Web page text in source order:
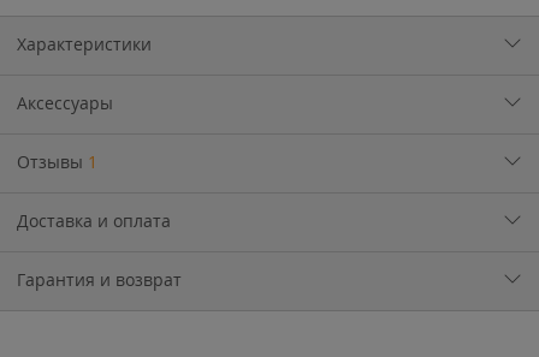
Характеристики
Аксессуары
Отзывы 1
Доставка и оплата
Гарантия и возврат